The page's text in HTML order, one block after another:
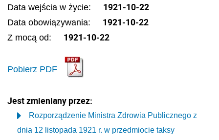
Data wejścia w życie: 1921-10-22
Data obowiązywania: 1921-10-22
Z mocą od: 1921-10-22
Pobierz PDF
Jest zmieniany przez:
Rozporządzenie Ministra Zdrowia Publicznego z
dnia 12 listopada 1921 r. w przedmiocie taksy